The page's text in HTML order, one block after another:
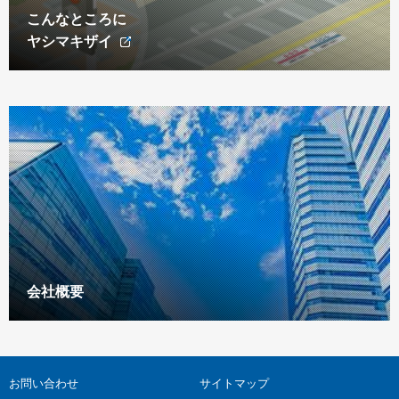
こんなところに
ヤシマキザイ
会社概要
お問い合わせ サイトマップ